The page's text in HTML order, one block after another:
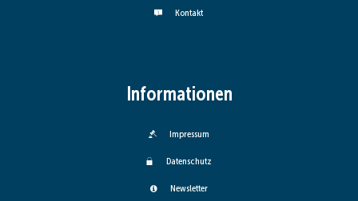
Kontakt
Informationen
Impressum
Datenschutz
Newsletter